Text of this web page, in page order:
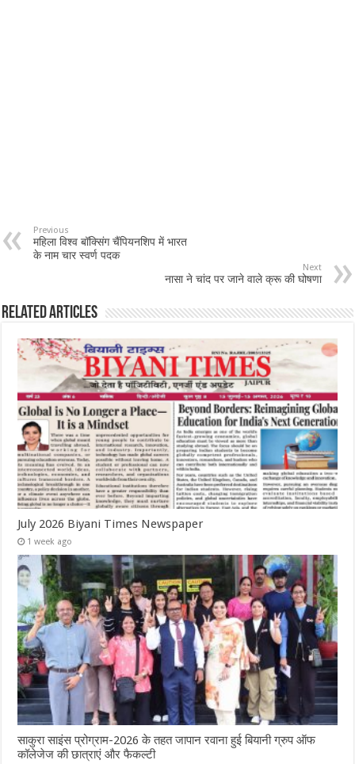
Previous
महिला विश्व बॉक्सिंग चैंपियनशिप में भारत
के नाम चार स्वर्ण पदक
Next
नासा ने चांद पर जाने वाले क्रू की घोषणा
Related Articles
July 2026 Biyani Times Newspaper
1 week ago
साकुरा साइंस प्रोग्राम-2026 के तहत जापान रवाना हुई बियानी ग्रुप ऑफ
कॉलेजेज की छात्राएं और फैकल्टी